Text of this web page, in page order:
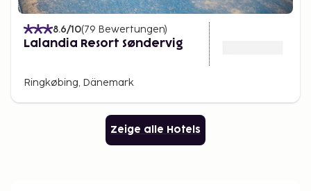
8.6/10(79 Bewertungen)
Lalandia Resort Søndervig
Ringkøbing, Dänemark
Zeige alle Hotels